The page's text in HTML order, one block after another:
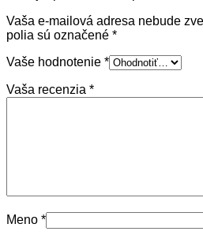
Vaša e-mailová adresa nebude
polia sú označené *
Vaše hodnotenie *
Vaša recenzia *
Meno *